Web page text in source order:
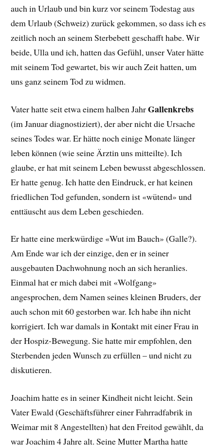
auch in Urlaub und bin kurz vor seinem Todestag aus
dem Urlaub (Schweiz) zurück gekommen, so dass ich es
zeitlich noch an seinem Sterbebett geschafft habe. Wir
beide, Ulla und ich, hatten das Gefühl, unser Vater hätte
mit seinem Tod gewartet, bis wir auch Zeit hatten, um
uns ganz seinem Tod zu widmen.
Vater hatte seit etwa einem halben JahrGallenkrebs
(im Januar diagnostiziert), der aber nicht die Ursache
seines Todes war. Er hätte noch einige Monate länger
leben können (wie seine Ärztin uns mitteilte). Ich
glaube, er hat mit seinem Leben bewusst abgeschlossen.
Er hatte genug. Ich hatte den Eindruck, er hat keinen
friedlichen Tod gefunden, sondern ist «wütend» und
enttäuscht aus dem Leben geschieden.
Er hatte eine merkwürdige «Wut im Bauch» (Galle?).
Am Ende war ich der einzige, den er in seiner
ausgebauten Dachwohnung noch an sich heranlies.
Einmal hat er mich dabei mit «Wolfgang»
angesprochen, dem Namen seines kleinen Bruders, der
auch schon mit 60 gestorben war. Ich habe ihn nicht
korrigiert. Ich war damals in Kontakt mit einer Frau in
der Hospiz-Bewegung. Sie hatte mir empfohlen, den
Sterbenden jeden Wunsch zu erfüllen – und nicht zu
diskutieren.
Joachim hatte es in seiner Kindheit nicht leicht. Sein
Vater Ewald (Geschäftsführer einer Fahrradfabrik in
Weimar mit 8 Angestellten) hat den Freitod gewählt, da
war Joachim 4 Jahre alt. Seine Mutter Martha hatte